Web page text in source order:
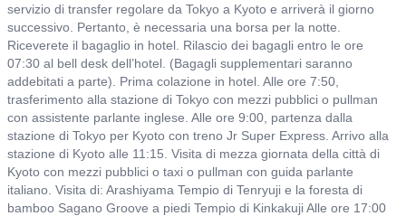
servizio di transfer regolare da Tokyo a Kyoto e arriverà il giorno
successivo. Pertanto, è necessaria una borsa per la notte.
Riceverete il bagaglio in hotel. Rilascio dei bagagli entro le ore
07:30 al bell desk dell’hotel. (Bagagli supplementari saranno
addebitati a parte). Prima colazione in hotel. Alle ore 7:50,
trasferimento alla stazione di Tokyo con mezzi pubblici o pullman
con assistente parlante inglese. Alle ore 9:00, partenza dalla
stazione di Tokyo per Kyoto con treno Jr Super Express. Arrivo alla
stazione di Kyoto alle 11:15. Visita di mezza giornata della città di
Kyoto con mezzi pubblici o taxi o pullman con guida parlante
italiano. Visita di: Arashiyama Tempio di Tenryuji e la foresta di
bamboo Sagano Groove a piedi Tempio di Kinkakuji Alle ore 17:00